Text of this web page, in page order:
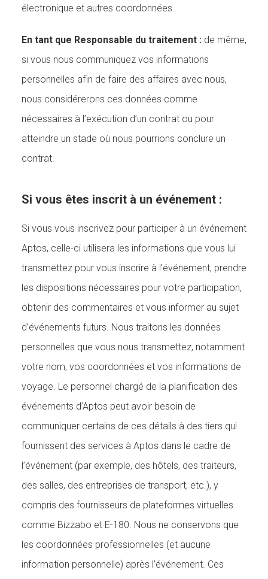
électronique et autres coordonnées.
En tant que Responsable du traitement : de même,
si vous nous communiquez vos informations
personnelles afin de faire des affaires avec nous,
nous considérerons ces données comme
nécessaires à l’exécution d’un contrat ou pour
atteindre un stade où nous pourrions conclure un
contrat.
Si vous êtes inscrit à un événement :
Si vous vous inscrivez pour participer à un événement
Aptos, celle-ci utilisera les informations que vous lui
transmettez pour vous inscrire à l’événement, prendre
les dispositions nécessaires pour votre participation,
obtenir des commentaires et vous informer au sujet
d’événements futurs. Nous traitons les données
personnelles que vous nous transmettez, notamment
votre nom, vos coordonnées et vos informations de
voyage. Le personnel chargé de la planification des
événements d’Aptos peut avoir besoin de
communiquer certains de ces détails à des tiers qui
fournissent des services à Aptos dans le cadre de
l’événement (par exemple, des hôtels, des traiteurs,
des salles, des entreprises de transport, etc.), y
compris des fournisseurs de plateformes virtuelles
comme Bizzabo et E-180. Nous ne conservons que
les coordonnées professionnelles (et aucune
information personnelle) après l’événement. Ces